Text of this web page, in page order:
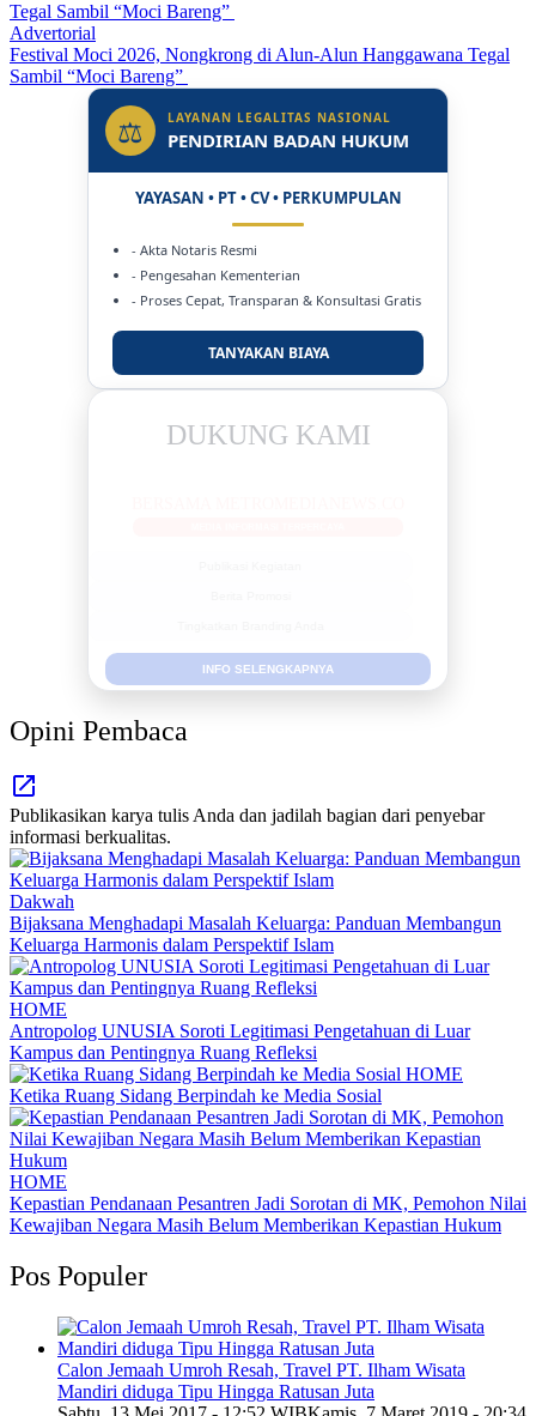
Advertorial
Festival Moci 2026, Nongkrong di Alun-Alun Hanggawana Tegal
Sambil “Moci Bareng”
⚖ LAYANAN LEGALITAS NASIONAL
PENDIRIAN BADAN HUKUM
YAYASAN • PT • CV • PERKUMPULAN
- Akta Notaris Resmi
- Pengesahan Kementerian
- Proses Cepat, Transparan & Konsultasi Gratis
TANYAKAN BIAYA
DUKUNG KAMI
INFO SELENGKAPNYA
Opini Pembaca
Publikasikan karya tulis Anda dan jadilah bagian dari penyebar
informasi berkualitas.
Dakwah
Bijaksana Menghadapi Masalah Keluarga: Panduan Membangun
Keluarga Harmonis dalam Perspektif Islam
HOME
Antropolog UNUSIA Soroti Legitimasi Pengetahuan di Luar
Kampus dan Pentingnya Ruang Refleksi
HOME
Ketika Ruang Sidang Berpindah ke Media Sosial
HOME
Kepastian Pendanaan Pesantren Jadi Sorotan di MK, Pemohon Nilai
Kewajiban Negara Masih Belum Memberikan Kepastian Hukum
Pos Populer
Calon Jemaah Umroh Resah, Travel PT. Ilham Wisata
Mandiri diduga Tipu Hingga Ratusan Juta